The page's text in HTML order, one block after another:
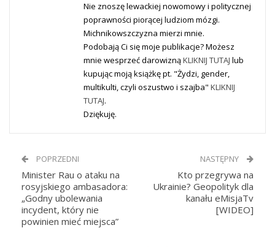
Nie znoszę lewackiej nowomowy i politycznej
poprawności piorącej ludziom mózgi.
Michnikowszczyzna mierzi mnie.
Podobają Ci się moje publikacje? Możesz
mnie wesprzeć darowiznąKLIKNIJ TUTAJ lub
kupując moją książkę pt. "Żydzi, gender,
multikulti, czyli oszustwo i szajba" KLIKNIJ
TUTAJ.
Dziękuję.
POPRZEDNI
Minister Rau o ataku na
rosyjskiego ambasadora:
„Godny ubolewania
incydent, który nie
powinien mieć miejsca”
NASTĘPNY
Kto przegrywa na
Ukrainie? Geopolityk dla
kanału eMisjaTv
[WIDEO]